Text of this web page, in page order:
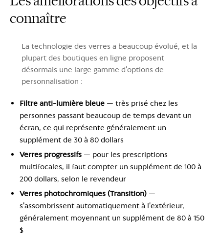
connaître
La technologie des verres a beaucoup évolué, et la
plupart des boutiques en ligne proposent
désormais une large gamme d'options de
personnalisation :
Filtre anti-lumière bleue — très prisé chez les
personnes passant beaucoup de temps devant un
écran, ce qui représente généralement un
supplément de 30 à 80 dollars
Verres progressifs — pour les prescriptions
multifocales, il faut compter un supplément de 100 à
200 dollars, selon le revendeur
Verres photochromiques (Transition) —
s'assombrissent automatiquement à l'extérieur,
généralement moyennant un supplément de 80 à 150
$